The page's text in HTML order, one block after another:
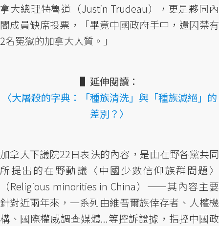
拿大總理特魯道（Justin Trudeau），更是夥同內
閣成員缺席投票，「畢竟中國政府手中，還囚禁有
2名冤獄的加拿大人質。」
▌延伸閱讀：
〈大屠殺的字典：「種族清洗」與「種族滅絕」的
差別？〉
加拿大下議院22日表決的內容，是由在野各黨共同
所提出的在野動議〈中國少數信仰族群問題〉
（Religious minorities in China）——其內容主要
針對近兩年來，一系列由維吾爾族倖存者、人權機
構、國際權威調查媒體...等控訴證據，指控中國政